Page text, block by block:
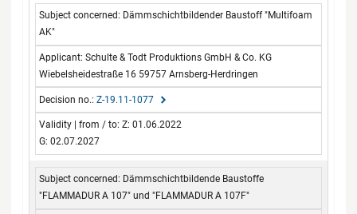
Dämmschichtbildender Baustoff "Multifoam
AK"
Schulte & Todt Produktions GmbH & Co. KG
Wiebelsheidestraße 16 59757 Arnsberg-Herdringen
Z-19.11-1077
Z: 01.06.2022
G: 02.07.2027
Dämmschichtbildende Baustoffe
"FLAMMADUR A 107" und "FLAMMADUR A 107F"